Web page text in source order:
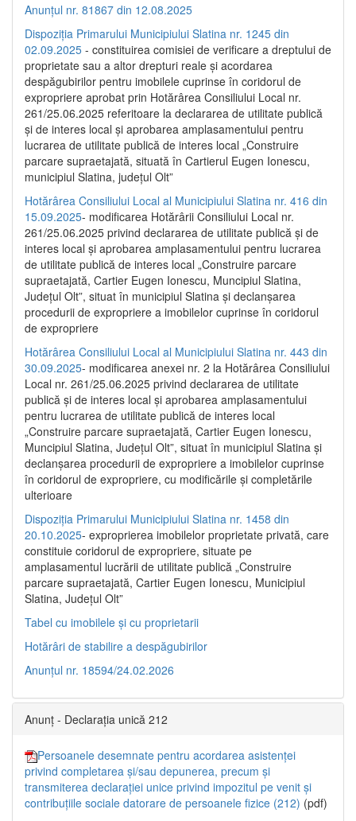
Anunțul nr. 81867 din 12.08.2025
Dispoziția Primarului Municipiului Slatina nr. 1245 din
02.09.2025 - constituirea comisiei de verificare a dreptului de
proprietate sau a altor drepturi reale și acordarea
despăgubirilor pentru imobilele cuprinse în coridorul de
expropriere aprobat prin Hotărârea Consiliului Local nr.
261/25.06.2025 referitoare la declararea de utilitate publică
și de interes local și aprobarea amplasamentului pentru
lucrarea de utilitate publică de interes local „Construire
parcare supraetajată, situată în Cartierul Eugen Ionescu,
municipiul Slatina, județul Olt”
Hotărârea Consiliului Local al Municipiului Slatina nr. 416 din
15.09.2025- modificarea Hotărârii Consiliului Local nr.
261/25.06.2025 privind declararea de utilitate publică și de
interes local și aprobarea amplasamentului pentru lucrarea
de utilitate publică de interes local „Construire parcare
supraetajată, Cartier Eugen Ionescu, Muncipiul Slatina,
Județul Olt”, situat în municipiul Slatina și declanșarea
procedurii de expropriere a imobilelor cuprinse în coridorul
de expropriere
Hotărârea Consiliului Local al Municipiului Slatina nr. 443 din
30.09.2025- modificarea anexei nr. 2 la Hotărârea Consiliului
Local nr. 261/25.06.2025 privind declararea de utilitate
publică şi de interes local şi aprobarea amplasamentului
pentru lucrarea de utilitate publică de interes local
„Construire parcare supraetajată, Cartier Eugen Ionescu,
Muncipiul Slatina, Judeţul Olt”, situat în municipiul Slatina şi
declanşarea procedurii de expropriere a imobilelor cuprinse
în coridorul de expropriere, cu modificările şi completările
ulterioare
Dispoziția Primarului Municipiului Slatina nr. 1458 din
20.10.2025- exproprierea imobilelor proprietate privată, care
constituie coridorul de expropriere, situate pe
amplasamentul lucrării de utilitate publică „Construire
parcare supraetajată, Cartier Eugen Ionescu, Municipiul
Slatina, Județul Olt”
Tabel cu imobilele și cu proprietarii
Hotărâri de stabilire a despăgubirilor
Anunțul nr. 18594/24.02.2026
Anunț - Declarația unică 212
Persoanele desemnate pentru acordarea asistenței
privind completarea și/sau depunerea, precum și
transmiterea declarației unice privind impozitul pe venit și
contribuțiile sociale datorare de persoanele fizice (212) (pdf)